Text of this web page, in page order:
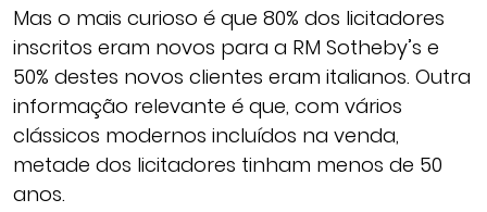
Mas o mais curioso é que 80% dos licitadores
inscritos eram novos para a RM Sotheby’s e
50% destes novos clientes eram italianos. Outra
informação relevante é que, com vários
clássicos modernos incluídos na venda,
metade dos licitadores tinham menos de 50
anos.